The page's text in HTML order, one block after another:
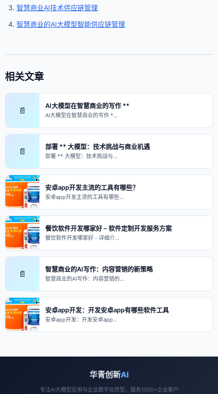
智慧商业AI技术供应链管理
智慧商业的AI大模型智能供应链管理
相关文章
📄 AI大模型在智慧商业的写作 **
AI大模型在智慧商业的写作 *…
📄 部署 ** 大模型：技术挑战与商业机遇
部署 ** 大模型：技术挑战与…
安卓app开发主流的工具有哪些？
安卓app开发主流的工具有哪些…
餐饮软件开发哪家好 – 软件定制开发服务方案
餐饮软件开发哪家好 - 详细介…
📄 智慧商业的AI写作：内容营销的新策略
智慧商业的AI写作：内容营销的…
安卓app开发：开发安卓app有哪些软件工具
安卓app开发：开发安卓app…
华青创新AI
专注AI大模型应用与企业数字化转型，服务1000+企业客户